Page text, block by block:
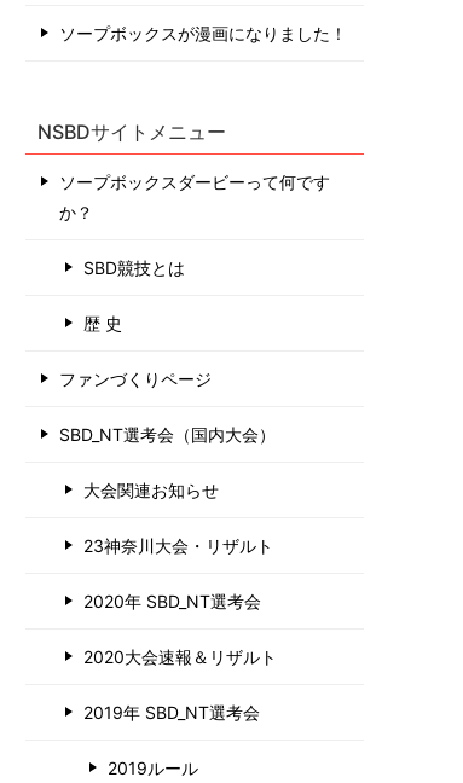
ソープボックスが漫画になりました！
NSBDサイトメニュー
ソープボックスダービーって何です
か？
SBD競技とは
歴 史
ファンづくりページ
SBD_NT選考会（国内大会）
大会関連お知らせ
23神奈川大会・リザルト
2020年 SBD_NT選考会
2020大会速報＆リザルト
2019年 SBD_NT選考会
2019ルール